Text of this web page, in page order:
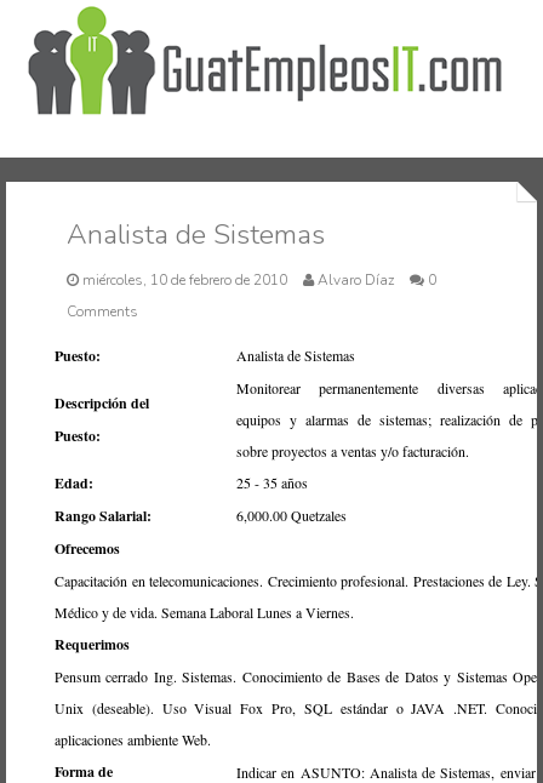
Inicio
Analista de Sistemas
miércoles, 10 de febrero de 2010 Alvaro Díaz
0
Comments
Puesto: Analista de Sistemas
Descripción del
Puesto:
Monitorear permanentemente diversas
equipos y alarmas de sistemas; realización de
sobre proyectos a ventas y/o facturación.
Edad: 25 - 35 años
Rango Salarial: 6,000.00 Quetzales
Ofrecemos
Capacitación en telecomunicaciones. Crecimiento profesional. Prestaciones de Ley.
Médico y de vida. Semana Laboral Lunes a Viernes.
Requerimos
Pensum cerrado Ing. Sistemas. Conocimiento de Bases de Datos y Sistemas
Unix (deseable). Uso Visual Fox Pro, SQL estándar o JAVA .NET.
aplicaciones ambiente Web.
Forma de
Indicar en ASUNTO: Analista de Sistemas, enviar